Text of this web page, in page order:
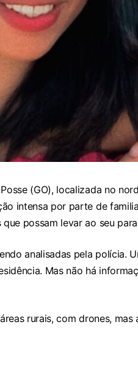
(GO), localizada no
intensa por parte de
possam levar ao seu
analisadas pela polícia.
Mas não há
rurais, com drones,